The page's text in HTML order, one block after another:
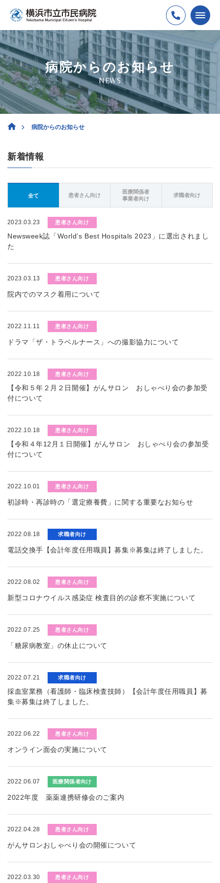
病院からのお知らせ
NEWS
病院からのお知らせ
新着情報
全て 患者さん向け
医療関係者
事業者向け
求職者向け
2023.03.23 患者さん向け
Newsweek誌「World’s Best Hospitals 2023」に選出されまし
た
2023.03.13 患者さん向け
院内でのマスク着用について
2022.11.11 患者さん向け
ドラマ「ザ・トラベルナース」への撮影協力について
2022.10.18 患者さん向け
【令和５年２月２日開催】がんサロン おしゃべり会の参加受
付について
2022.10.18 患者さん向け
【令和４年12月１日開催】がんサロン おしゃべり会の参加受
付について
2022.10.01 患者さん向け
初診時・再診時の「選定療養費」に関する重要なお知らせ
2022.08.18 求職者向け
電話交換手【会計年度任用職員】募集※募集は終了しました。
2022.08.02 患者さん向け
新型コロナウイルス感染症 検査目的の診察不実施について
2022.07.25 患者さん向け
「糖尿病教室」の休止について
2022.07.21 求職者向け
採血室業務（看護師・臨床検査技師）【会計年度任用職員】募
集※募集は終了しました。
2022.06.22 患者さん向け
オンライン面会の実施について
2022.06.07 医療関係者向け
2022年度 薬薬連携研修会のご案内
2022.04.28 患者さん向け
がんサロンおしゃべり会の開催について
2022.03.30 患者さん向け